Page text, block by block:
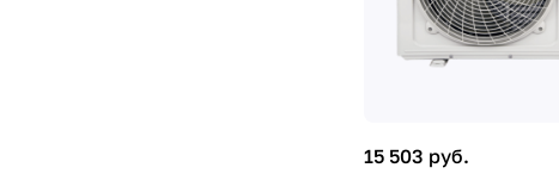
15 503 руб.